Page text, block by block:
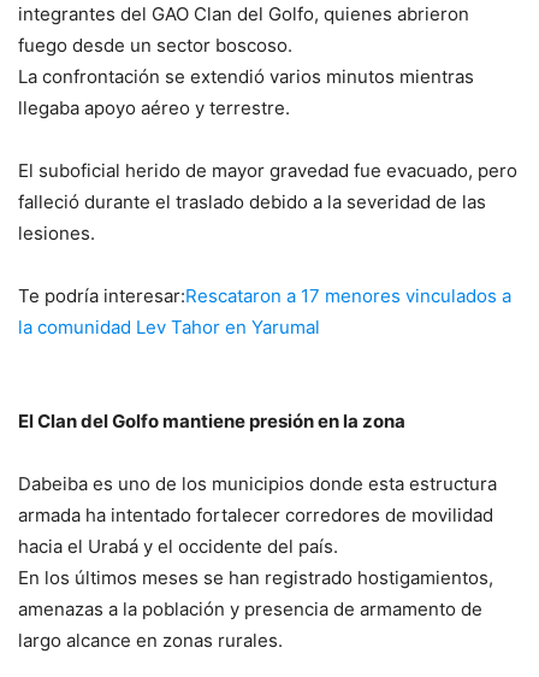
integrantes del GAO Clan del Golfo, quienes abrieron
fuego desde un sector boscoso.
La confrontación se extendió varios minutos mientras
llegaba apoyo aéreo y terrestre.
El suboficial herido de mayor gravedad fue evacuado, pero
falleció durante el traslado debido a la severidad de las
lesiones.
Te podría interesar:Rescataron a 17 menores vinculados a
la comunidad Lev Tahor en Yarumal
El Clan del Golfo mantiene presión en la zona
Dabeiba es uno de los municipios donde esta estructura
armada ha intentado fortalecer corredores de movilidad
hacia el Urabá y el occidente del país.
En los últimos meses se han registrado hostigamientos,
amenazas a la población y presencia de armamento de
largo alcance en zonas rurales.